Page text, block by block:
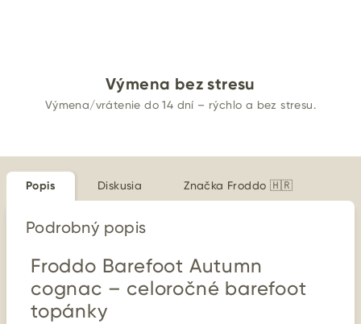
Výmena bez stresu
Výmena/vrátenie do 14 dní – rýchlo a bez stresu.
Popis Diskusia Značka Froddo 🇭🇷
Podrobný popis
Froddo Barefoot Autumn
cognac – celoročné barefoot
topánky